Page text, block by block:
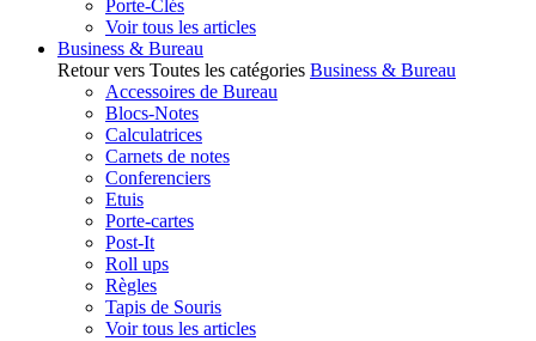
Porte-Clés
Voir tous les articles
Business & Bureau
Retour vers Toutes les catégories Business & Bureau
Accessoires de Bureau
Blocs-Notes
Calculatrices
Carnets de notes
Conferenciers
Etuis
Porte-cartes
Post-It
Roll ups
Règles
Tapis de Souris
Voir tous les articles